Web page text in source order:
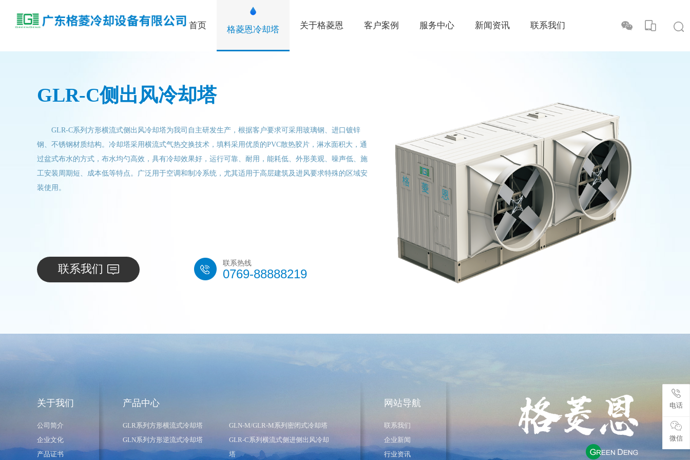
首页 格菱恩冷却塔 关于格菱恩 客户案例 服务中心 新闻资讯 联系我们
GLR-C侧出风冷却塔
GLR-C系列方形横流式侧出风冷却塔为我司自主研发生产，根据客户要求可采用玻璃钢、进口镀锌
钢、不锈钢材质结构。冷却塔采用横流式气热交换技术，填料采用优质的PVC散热胶片，淋水面积大，通
过盆式布水的方式，布水均勺高效，具有冷却效果好，运行可靠、耐用，能耗低、外形美观、噪声低、施
工安装周期短、成本低等特点。广泛用于空调和制冷系统，尤其适用于高层建筑及进风要求特殊的区域安
装使用。
联系我们 联系热线
0769-88888219
关于我们
公司简介
企业文化
产品证书
产品中心
GLR系列方形横流式冷却塔
GLN-M/GLR-M系列密闭式冷却塔
GLN系列方形逆流式冷却塔
GLR-C系列横流式侧进侧出风冷却
塔
网站导航
联系我们
企业新闻
行业资讯
电话
微信